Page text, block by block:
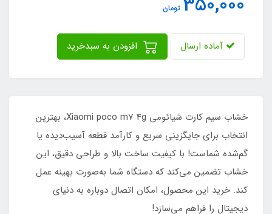
تومان
آماده ارسال
خشاب سیم کارت شیائومی Xiaomi poco m7 4g، بهترین
انتخاب برای جایگزینی سریع و کارآمد قطعه آسیب‌دیده یا
گم‌شده شماست! با کیفیت ساخت بالا و طراحی دقیق، این
خشاب تضمین می‌کند که دستگاه شما به‌صورت بهینه عمل
کند. خرید این محصول، امکان اتصال دوباره به دنیای
دیجیتال را فراهم می‌سازد!